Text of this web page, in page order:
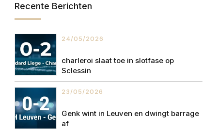
Recente Berichten
24/05/2026
charleroi slaat toe in slotfase op
Sclessin
23/05/2026
Genk wint in Leuven en dwingt barrage
af